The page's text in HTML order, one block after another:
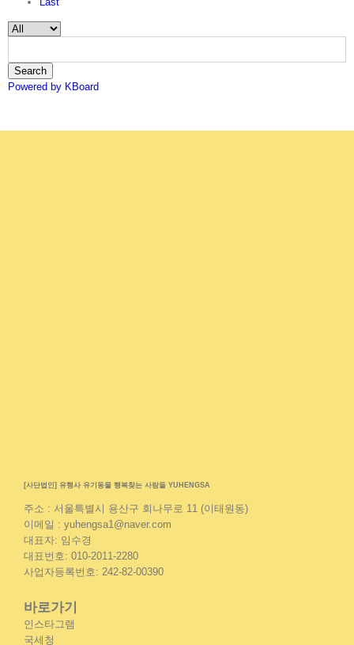
Search
Powered by KBoard
[사단법인] 유행사 유기동물 행복찾는 사람들 YUHENGSA
주소 : 서울특별시 용산구 회나무로 11 (이태원동)
이메일 : yuhengsa1@naver.com
대표자: 임수경
대표번호: 010-2011-2280
사업자등록번호: 242-82-00390
바로가기
인스타그램
국세청